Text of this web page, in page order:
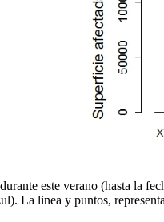
este verano (hasta la
La linea y puntos,